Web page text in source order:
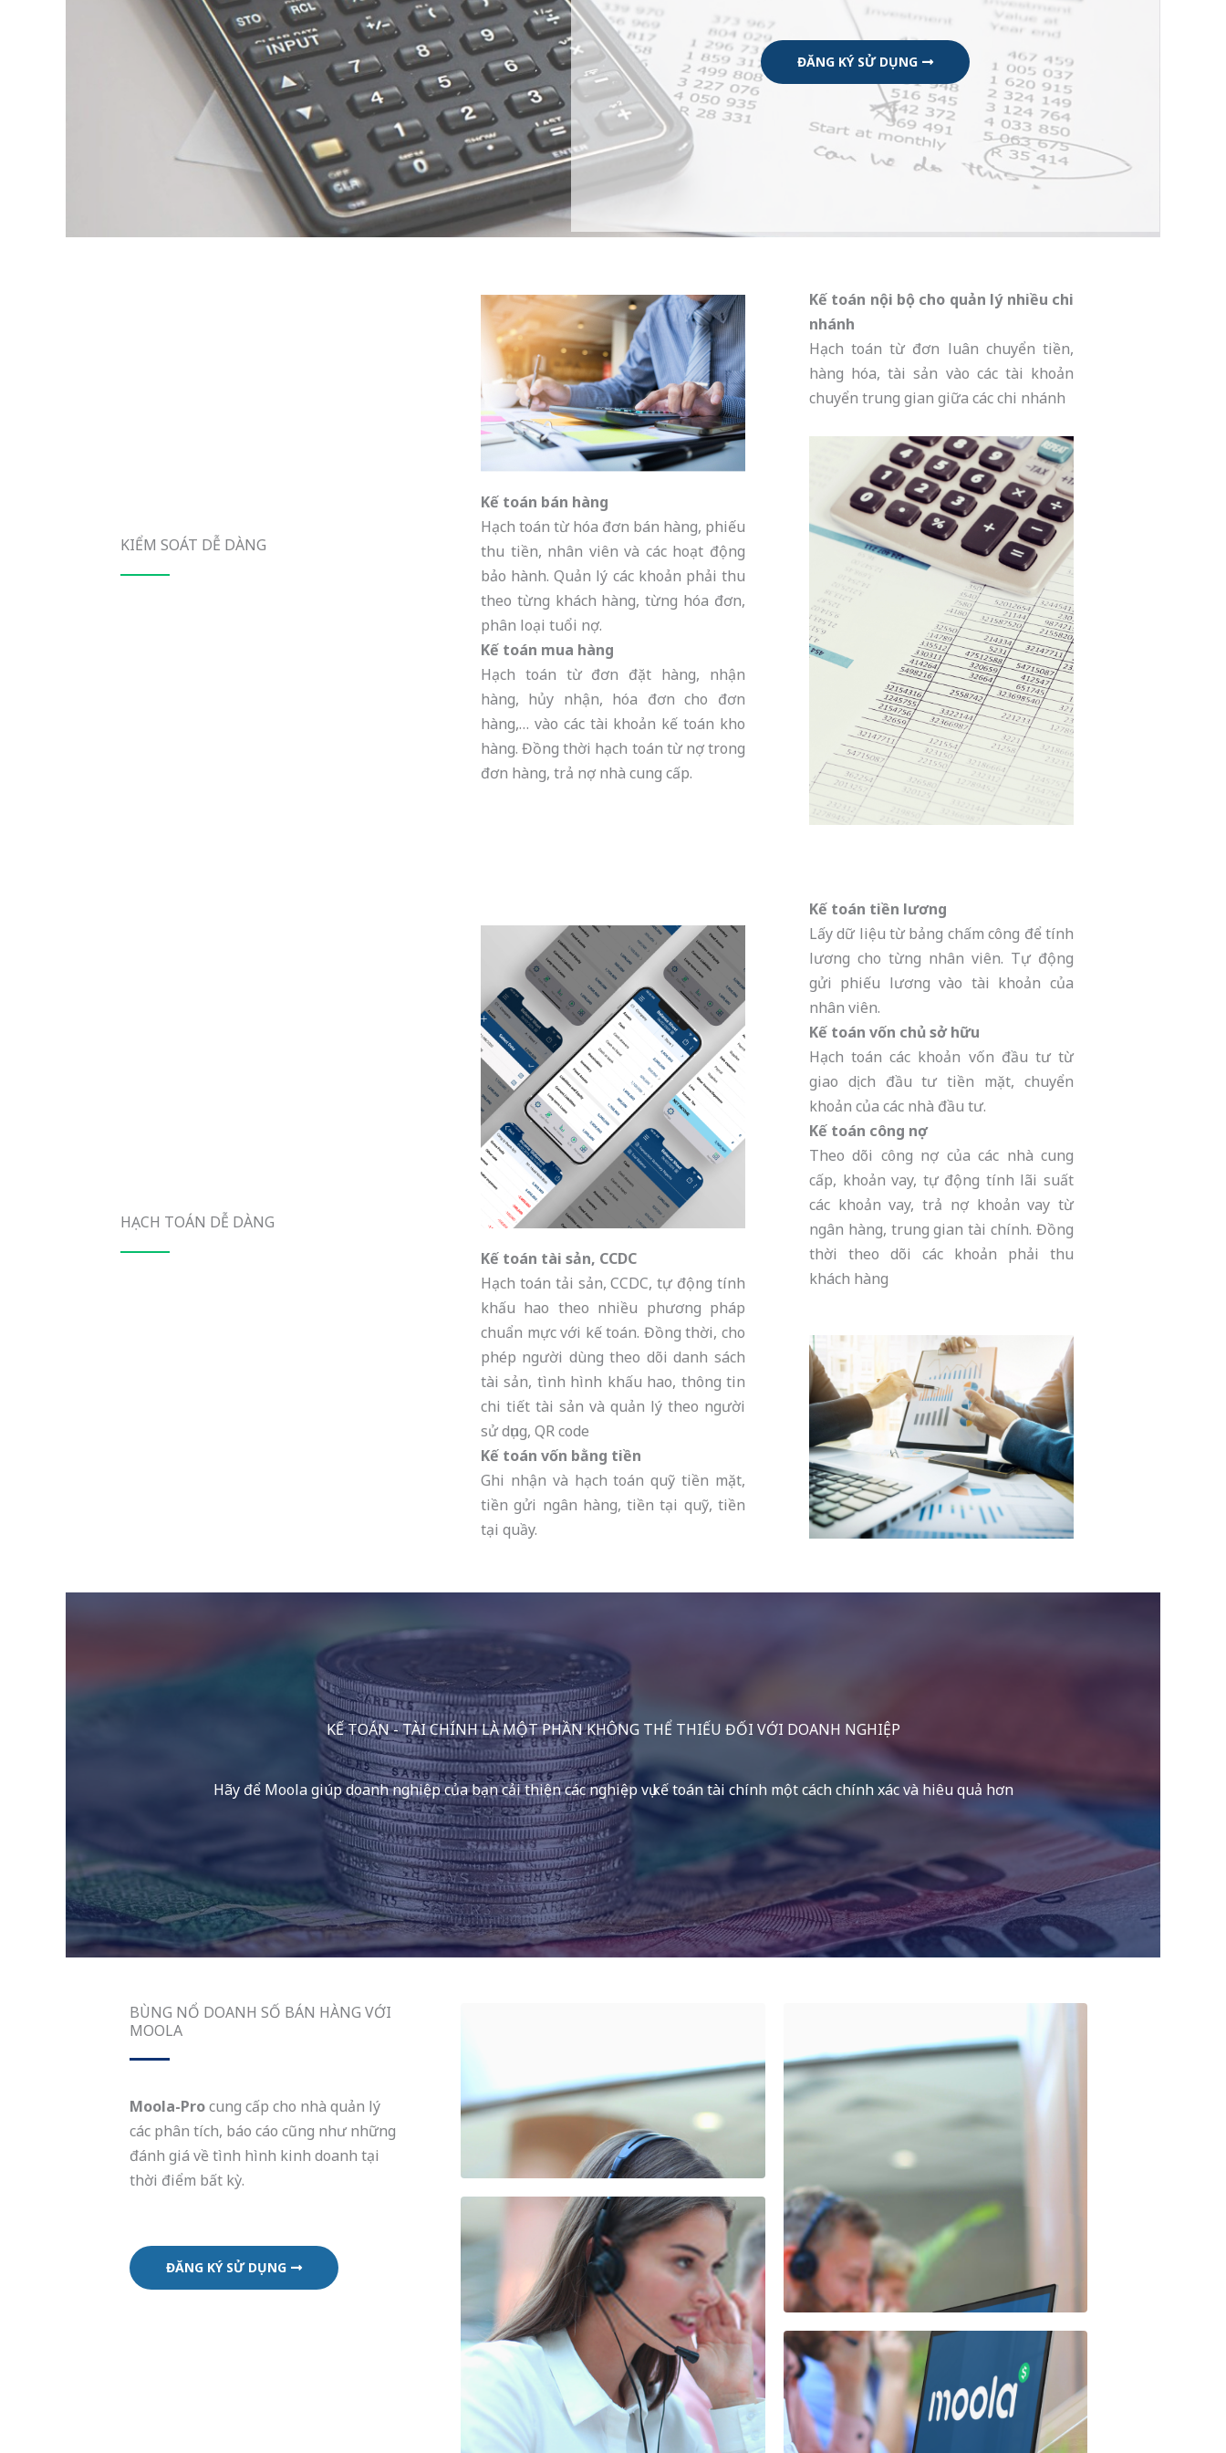
ĐĂNG KÝ SỬ DỤNG
KIỂM SOÁT DỄ DÀNG
Kế toán bán hàng
Hạch toán từ hóa đơn bán hàng, phiếu
thu tiền, nhân viên và các hoạt động
bảo hành. Quản lý các khoản phải thu
theo từng khách hàng, từng hóa đơn,
phân loại tuổi nợ.
Kế toán mua hàng
Hạch toán từ đơn đặt hàng, nhận
hàng, hủy nhận, hóa đơn cho đơn
hàng,… vào các tài khoản kế toán kho
hàng. Đồng thời hạch toán từ nợ trong
đơn hàng, trả nợ nhà cung cấp.
Kế toán nội bộ cho quản lý nhiều chi
nhánh
Hạch toán từ đơn luân chuyển tiền,
hàng hóa, tài sản vào các tài khoản
chuyển trung gian giữa các chi nhánh
HẠCH TOÁN DỄ DÀNG
Kế toán tài sản, CCDC
Hạch toán tải sản, CCDC, tự động tính
khấu hao theo nhiều phương pháp
chuẩn mực với kế toán. Đồng thời, cho
phép người dùng theo dõi danh sách
tài sản, tình hình khấu hao, thông tin
chi tiết tài sản và quản lý theo người
sử dụng, QR code
Kế toán vốn bằng tiền
Ghi nhận và hạch toán quỹ tiền mặt,
tiền gửi ngân hàng, tiền tại quỹ, tiền
tại quầy.
Kế toán tiền lương
Lấy dữ liệu từ bảng chấm công để tính
lương cho từng nhân viên. Tự động
gửi phiếu lương vào tài khoản của
nhân viên.
Kế toán vốn chủ sở hữu
Hạch toán các khoản vốn đầu tư từ
giao dịch đầu tư tiền mặt, chuyển
khoản của các nhà đầu tư.
Kế toán công nợ
Theo dõi công nợ của các nhà cung
cấp, khoản vay, tự động tính lãi suất
các khoản vay, trả nợ khoản vay từ
ngân hàng, trung gian tài chính. Đồng
thời theo dõi các khoản phải thu
khách hàng
KẾ TOÁN - TÀI CHÍNH LÀ MỘT PHẦN KHÔNG THỂ THIẾU ĐỐI VỚI DOANH NGHIỆP
Hãy để Moola giúp doanh nghiệp của bạn cải thiện các nghiệp vụ kế toán tài chính một cách chính xác và hiêu quả hơn
BÙNG NỔ DOANH SỐ BÁN HÀNG VỚI
MOOLA
Moola-Procung cấp cho nhà quản lý
các phân tích, báo cáo cũng như những
đánh giá về tình hình kinh doanh tại
thời điểm bất kỳ.
ĐĂNG KÝ SỬ DỤNG